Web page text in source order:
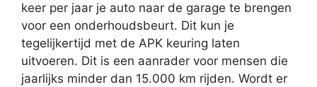
keer per jaar je auto naar de garage te brengen
voor een onderhoudsbeurt. Dit kun je
tegelijkertijd met de APK keuring laten
uitvoeren. Dit is een aanrader voor mensen die
jaarlijks minder dan 15.000 km rijden. Wordt er